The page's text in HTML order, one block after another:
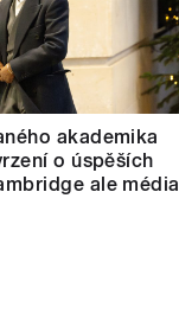
akademika
o úspěších
ale média